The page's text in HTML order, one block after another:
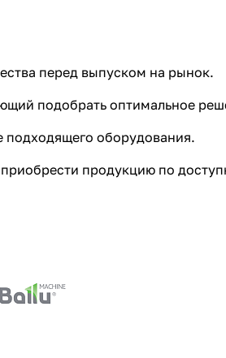
перед выпуском на рынок.
подобрать оптимальное
оборудования.
продукцию по